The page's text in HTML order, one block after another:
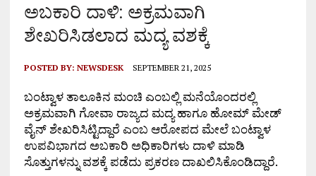
ಅಬಕಾರಿ ದಾಳಿ: ಅಕ್ರಮವಾಗಿ
ಶೇಖರಿಸಿಡಲಾದ ಮದ್ಯ ವಶಕ್ಕೆ
POSTED BY: NEWSDESK SEPTEMBER 21, 2025
ಬಂಟ್ವಾಳ ತಾಲೂಕಿನ ಮಂಚಿ ಎಂಬಲ್ಲಿ ಮನೆಯೊಂದರಲ್ಲಿ
ಅಕ್ರಮವಾಗಿ ಗೋವಾ ರಾಜ್ಯದ ಮದ್ಯ ಹಾಗೂ ಹೋಮ್ ಮೇಡ್
ವೈನ್ ಶೇಖರಿಸಿಟ್ಟಿದ್ದಾರೆ ಎಂಬ ಆರೋಪದ ಮೇಲೆ ಬಂಟ್ವಾಳ
ಉಪವಿಭಾಗದ ಅಬಕಾರಿ ಅಧಿಕಾರಿಗಳು ದಾಳಿ ಮಾಡಿ
ಸೊತ್ತುಗಳನ್ನು ವಶಕ್ಕೆ ಪಡೆದು ಪ್ರಕರಣ ದಾಖಲಿಸಿಕೊಂಡಿದ್ದಾರೆ.